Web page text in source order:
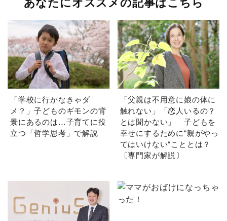
「学校に行かなきゃダ
メ？」子どものギモンの背
景にあるのは…子育てに役
立つ「哲学思考」で解説
「父親は不用意に娘の体に
触れない」「恋人いるの？
とは聞かない」 子どもを
幸せにするために“親がやっ
てはいけない“こととは？
〔専門家が解説〕